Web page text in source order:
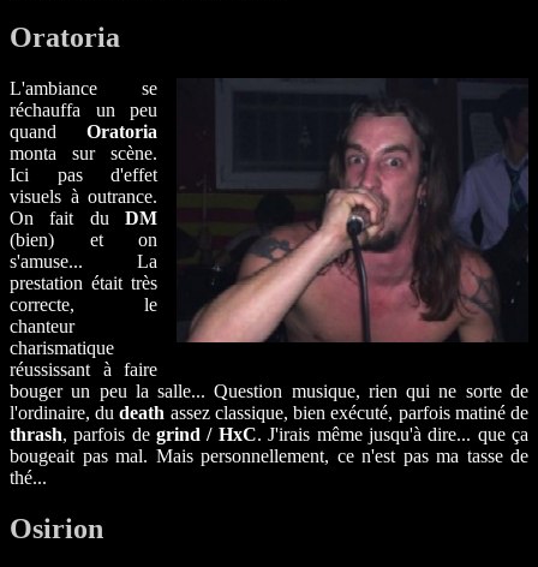
Oratoria
L'ambiance se
réchauffa un peu
quand Oratoria
monta sur scène.
Ici pas d'effet
visuels à outrance.
On fait du DM
(bien) et on
s'amuse... La
prestation était très
correcte, le
chanteur
charismatique
réussissant à faire
bouger un peu la salle... Question musique, rien qui ne sorte de
l'ordinaire, dudeath assez classique, bien exécuté, parfois matiné de
thrash, parfois degrind / HxC. J'irais même jusqu'à dire... que ça
bougeait pas mal. Mais personnellement, ce n'est pas ma tasse de
thé...
Osirion